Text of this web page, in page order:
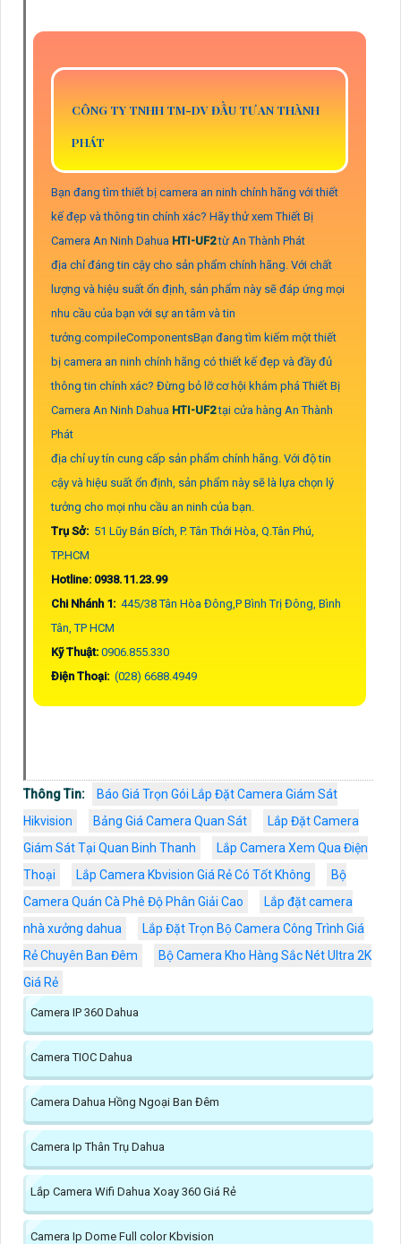
CÔNG TY TNHH TM-DV ĐẦU TƯ AN THÀNH
PHÁT
Bạn đang tìm thiết bị camera an ninh chính hãng với thiết
kế đẹp và thông tin chính xác? Hãy thử xem Thiết Bị
Camera An Ninh Dahua HTI-UF2từ An Thành Phát
địa chỉ đáng tin cậy cho sản phẩm chính hãng. Với chất
lượng và hiệu suất ổn định, sản phẩm này sẽ đáp ứng mọi
nhu cầu của bạn với sự an tâm và tin
tưởng.compileComponentsBạn đang tìm kiếm một thiết
bị camera an ninh chính hãng có thiết kế đẹp và đầy đủ
thông tin chính xác? Đừng bỏ lỡ cơ hội khám phá Thiết Bị
Camera An Ninh Dahua HTI-UF2tại cửa hàng An Thành
Phát
địa chỉ uy tín cung cấp sản phẩm chính hãng. Với độ tin
cậy và hiệu suất ổn định, sản phẩm này sẽ là lựa chọn lý
tưởng cho mọi nhu cầu an ninh của bạn.
Trụ Sở: 51 Lũy Bán Bích, P. Tân Thới Hòa, Q.Tân Phú,
TP.HCM
Hotline: 0938.11.23.99
Chi Nhánh 1: 445/38 Tân Hòa Đông,P Bình Trị Đông, Bình
Tân, TP HCM
Kỹ Thuật: 0906.855.330
Điện Thoại: (028) 6688.4949
Thông Tin:
Báo Giá Trọn Gói Lắp Đặt Camera Giám Sát
Hikvision
Bảng Giá Camera Quan Sát
Lắp Đặt Camera
Giám Sát Tại Quan Binh Thanh
Lắp Camera Xem Qua Điện
Thoại
Lắp Camera Kbvision Giá Rẻ Có Tốt Không
Bộ
Camera Quán Cà Phê Độ Phân Giải Cao
Lắp đặt camera
nhà xưởng dahua
Lắp Đặt Trọn Bộ Camera Công Trình Giá
Rẻ Chuyên Ban Đêm
Bộ Camera Kho Hàng Sắc Nét Ultra 2K
Giá Rẻ
Camera IP 360 Dahua
Camera TIOC Dahua
Camera Dahua Hồng Ngoại Ban Đêm
Camera Ip Thân Trụ Dahua
Lắp Camera Wifi Dahua Xoay 360 Giá Rẻ
Camera Ip Dome Full color Kbvision